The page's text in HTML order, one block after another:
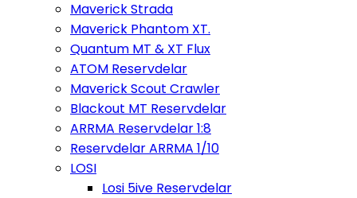
Maverick Strada
Maverick Phantom XT.
Quantum MT & XT Flux
ATOM Reservdelar
Maverick Scout Crawler
Blackout MT Reservdelar
ARRMA Reservdelar 1:8
Reservdelar ARRMA 1/10
LOSI
Losi 5ive Reservdelar